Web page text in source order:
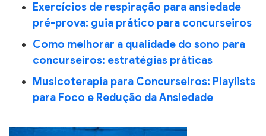
Exercícios de respiração para ansiedade
pré-prova: guia prático para concurseiros
Como melhorar a qualidade do sono para
concurseiros: estratégias práticas
Musicoterapia para Concurseiros: Playlists
para Foco e Redução da Ansiedade